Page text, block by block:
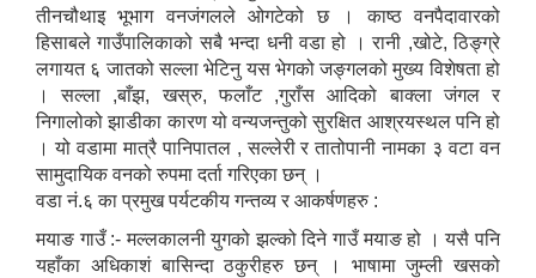
तीनचौथाइ भूभाग वनजंगलले ओगटेको छ । काष्ठ वनपैदावारको
हिसाबले गाउँपालिकाको सबै भन्दा धनी वडा हो । रानी ,खोटे, ठिङ्ग्रे
लगायत ६ जातको सल्ला भेटिनु यस भेगको जङ्गलको मुख्य विशेषता हो
। सल्ला ,बाँझ, खस्रु, फलाँट ,गुराँस आदिको बाक्ला जंगल र
निगालोको झाडीका कारण यो वन्यजन्तुको सुरक्षित आश्रयस्थल पनि हो
। यो वडामा मात्रै पानिपातल , सल्लेरी र तातोपानी नामका ३ वटा वन
सामुदायिक वनको रुपमा दर्ता गरिएका छन् ।
वडा नं.६ का प्रमुख पर्यटकीय गन्तव्य र आकर्षणहरु :
मयाङ गाउँ :- मल्लकालनी युगको झल्को दिने गाउँ मयाङ हो । यसै पनि
यहाँका अधिकाशं बासिन्दा ठकुरीहरु छन् । भाषामा जुम्ली खसको